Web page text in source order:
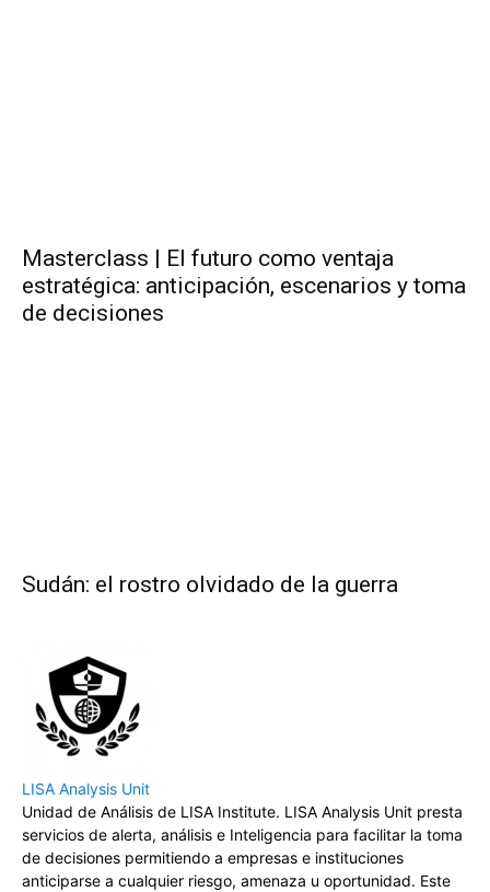
Masterclass | El futuro como ventaja
estratégica: anticipación, escenarios y toma
de decisiones
Sudán: el rostro olvidado de la guerra
LISA Analysis Unit
Unidad de Análisis de LISA Institute. LISA Analysis Unit presta
servicios de alerta, análisis e Inteligencia para facilitar la toma
de decisiones permitiendo a empresas e instituciones
anticiparse a cualquier riesgo, amenaza u oportunidad. Este